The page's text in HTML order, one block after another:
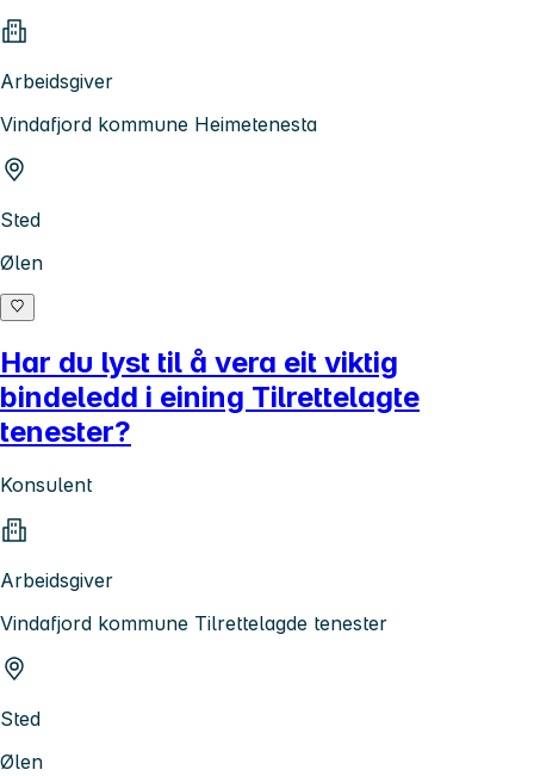
Arbeidsgiver
Vindafjord kommune Heimetenesta
Sted
Ølen
Har du lyst til å vera eit viktig
bindeledd i eining Tilrettelagte
tenester?
Konsulent
Arbeidsgiver
Vindafjord kommune Tilrettelagde tenester
Sted
Ølen